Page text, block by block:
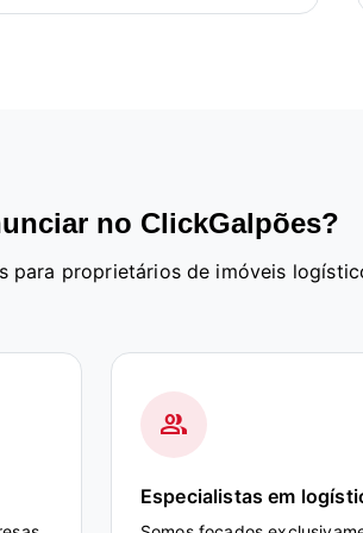
no ClickGalpões?
para proprietários de imóveis
group
Especialistas em